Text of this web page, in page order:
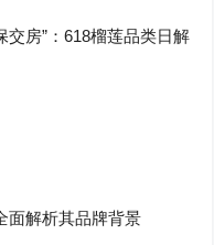
交房”：618榴莲品类日解
面解析其品牌背景